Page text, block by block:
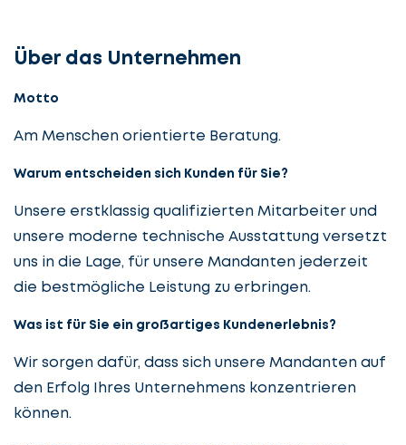
Über das Unternehmen
Motto
Am Menschen orientierte Beratung.
Warum entscheiden sich Kunden für Sie?
Unsere erstklassig qualifizierten Mitarbeiter und
unsere moderne technische Ausstattung versetzt
uns in die Lage, für unsere Mandanten jederzeit
die bestmögliche Leistung zu erbringen.
Was ist für Sie ein großartiges Kundenerlebnis?
Wir sorgen dafür, dass sich unsere Mandanten auf
den Erfolg Ihres Unternehmens konzentrieren
können.